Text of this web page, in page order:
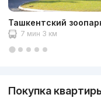
Ташкентский
7 мин 3 км
Покупка